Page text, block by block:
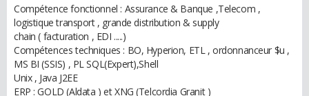
Compétence fonctionnel : Assurance & Banque ,Telecom ,
logistique transport , grande distribution & supply
chain ( facturation , EDI .....)
Compétences techniques : BO, Hyperion, ETL , ordonnanceur $u ,
MS BI (SSIS) , PL SQL(Expert),Shell
Unix , Java J2EE
ERP : GOLD (Aldata ) et XNG (Telcordia Granit )